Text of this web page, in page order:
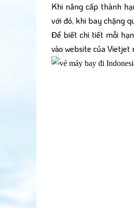
Khi nâng cấp thành
với đó, khi bay chặng
Để biết chi tiết mỗi
vào website của